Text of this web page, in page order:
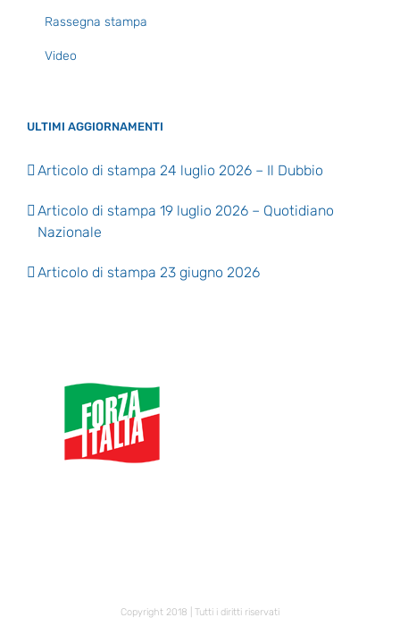
Rassegna stampa
Video
ULTIMI AGGIORNAMENTI
Articolo di stampa 24 luglio 2026 – Il Dubbio
Articolo di stampa 19 luglio 2026 – Quotidiano
Nazionale
Articolo di stampa 23 giugno 2026
Copyright 2018 | Tutti i diritti riservati